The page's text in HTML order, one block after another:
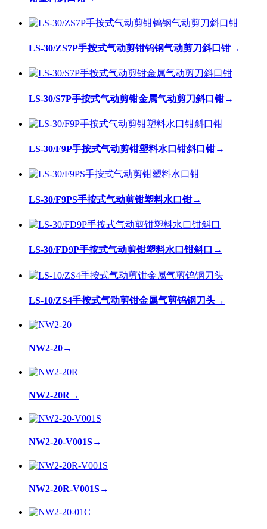
LS-30/ZS7P手按式气动剪钳钨钢气动剪刀斜口钳→
LS-30/S7P手按式气动剪钳金属气动剪刀斜口钳→
LS-30/F9P手按式气动剪钳塑料水口钳斜口钳→
LS-30/F9PS手按式气动剪钳塑料水口钳→
LS-30/FD9P手按式气动剪钳塑料水口钳斜口 →
LS-10/ZS4手按式气动剪钳金属气剪钨钢刀头→
NW2-20→
NW2-20R →
NW2-20-V001S→
NW2-20R-V001S→